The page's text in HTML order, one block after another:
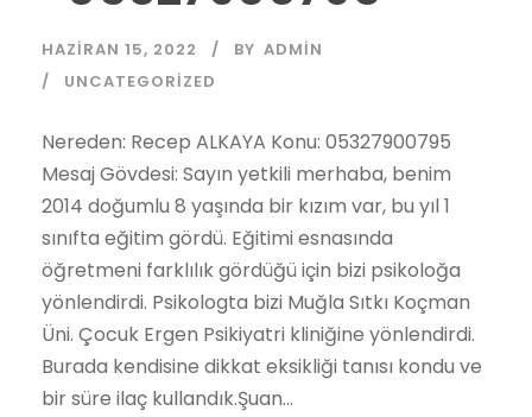
HAZIRAN 15, 2022 BY ADMIN
UNCATEGORIZED
Nereden: Recep ALKAYA Konu: 05327900795
Mesaj Gövdesi: Sayın yetkili merhaba, benim
2014 doğumlu 8 yaşında bir kızım var, bu yıl 1
sınıfta eğitim gördü. Eğitimi esnasında
öğretmeni farklılık gördüğü için bizi psikoloğa
yönlendirdi. Psikologta bizi Muğla Sıtkı Koçman
Üni. Çocuk Ergen Psikiyatri kliniğine yönlendirdi.
Burada kendisine dikkat eksikliği tanısı kondu ve
bir süre ilaç kullandık.Şuan...